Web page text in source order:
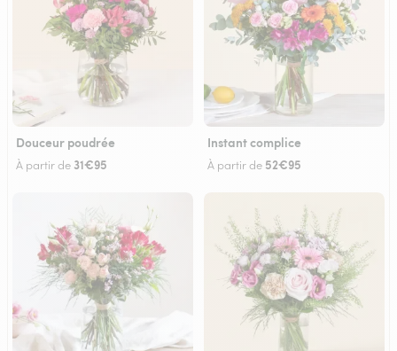
Douceur poudrée
À partir de 31€95
Instant complice
À partir de 52€95